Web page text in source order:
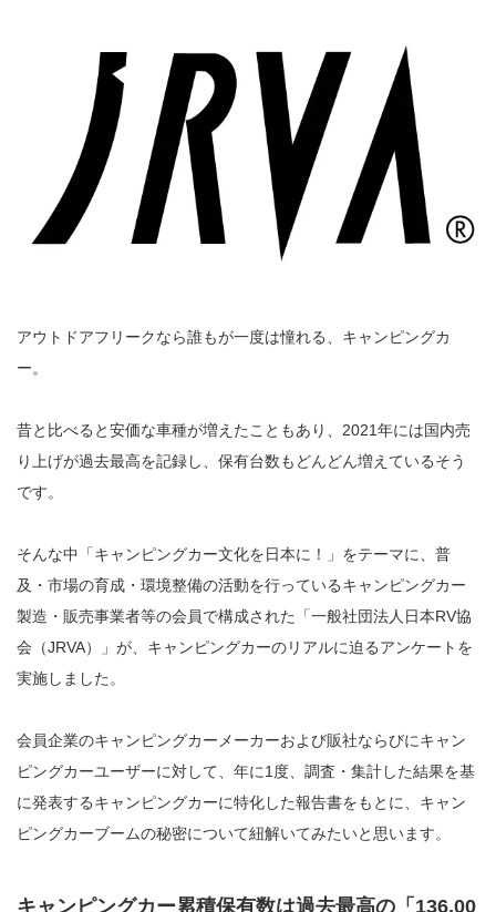
アウトドアフリークなら誰もが一度は憧れる、キャンピングカ
ー。
昔と比べると安価な車種が増えたこともあり、2021年には国内売
り上げが過去最高を記録し、保有台数もどんどん増えているそう
です。
そんな中「キャンピングカー文化を日本に！」をテーマに、普
及・市場の育成・環境整備の活動を行っているキャンピングカー
製造・販売事業者等の会員で構成された「一般社団法人日本RV協
会（JRVA）」が、キャンピングカーのリアルに迫るアンケートを
実施しました。
会員企業のキャンピングカーメーカーおよび販社ならびにキャン
ピングカーユーザーに対して、年に1度、調査・集計した結果を基
に発表するキャンピングカーに特化した報告書をもとに、キャン
ピングカーブームの秘密について紐解いてみたいと思います。
キャンピングカー累積保有数は過去最高の「136,00